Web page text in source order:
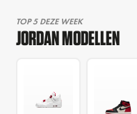
TOP 5 DEZE WEEK
JORDAN MODELLEN